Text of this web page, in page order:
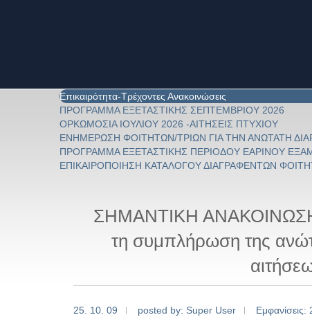
Επικαιρότητα-Τρέχοντες Ανακοινώσεις
ΠΡΟΓΡΑΜΜΑ ΕΞΕΤΑΣΤΙΚΗΣ ΣΕΠΤΕΜΒΡΙΟΥ 2026
ΟΡΚΩΜΟΣΙΑ ΙΟΥΛΙΟΥ 2026 -ΑΙΤΗΣΕΙΣ ΠΤΥΧΙΟΥ
ΕΝΗΜΕΡΩΣΗ ΦΟΙΤΗΤΩΝ/ΤΡΙΩΝ ΓΙΑ ΤΗΝ ΑΝΩΤΑΤΗ
ΠΡΟΓΡΑΜΜΑ ΕΞΕΤΑΣΤΙΚΗΣ ΠΕΡΙΟΔΟΥ ΕΑΡΙΝΟΥ
ΕΠΙΚΑΙΡΟΠΟΙΗΣΗ ΚΑΤΑΛΟΓΟΥ ΔΙΑΓΡΑΦΕΝΤΩΝ
ΣΗΜΑΝΤΙΚΗ ΑΝΑΚΟΙΝΩΣΗ:
τη συμπλήρωση της
25. 10. 09 posted by: Super User Εμφανίσεις: